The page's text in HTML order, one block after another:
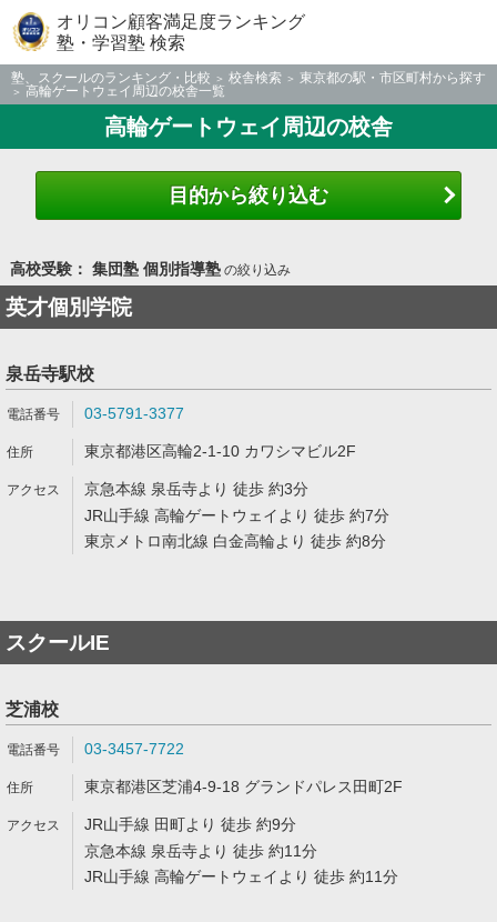
オリコン顧客満足度ランキング
塾・学習塾 検索
塾、スクールのランキング・比較 校舎検索
東京都の駅・市区町村から探す
高輪ゲートウェイ周辺の校舎一覧
高輪ゲートウェイ周辺の校舎
目的から絞り込む
高校受験： 集団塾 個別指導塾の絞り込み
英才個別学院
泉岳寺駅校
03-5791-3377
東京都港区高輪2-1-10 カワシマビル2F
京急本線 泉岳寺より 徒歩 約3分
JR山手線 高輪ゲートウェイより 徒歩 約7分
東京メトロ南北線 白金高輪より 徒歩 約8分
スクールIE
芝浦校
03-3457-7722
東京都港区芝浦4-9-18 グランドパレス田町2F
JR山手線 田町より 徒歩 約9分
京急本線 泉岳寺より 徒歩 約11分
JR山手線 高輪ゲートウェイより 徒歩 約11分